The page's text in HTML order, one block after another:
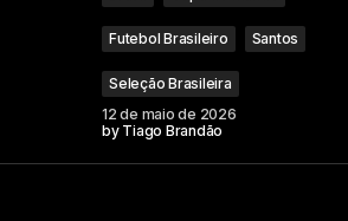
Futebol Brasileiro Santos
Seleção Brasileira
12 de maio de 2026
by Tiago Brandão